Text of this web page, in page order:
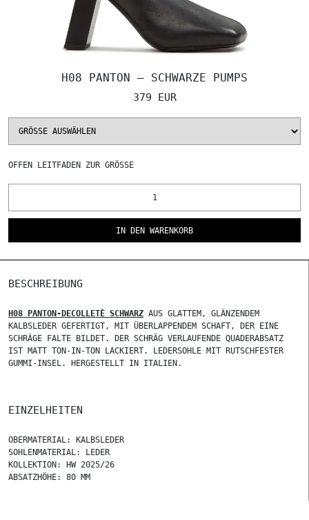
H08 PANTON – SCHWARZE PUMPS
379 EUR
OFFEN LEITFADEN ZUR GRÖSSE
IN DEN WARENKORB
BESCHREIBUNG
H08 PANTON-DECOLLETÈ SCHWARZ AUS GLATTEM, GLÄNZENDEM
KALBSLEDER GEFERTIGT, MIT ÜBERLAPPENDEM SCHAFT, DER EINE
SCHRÄGE FALTE BILDET. DER SCHRÄG VERLAUFENDE QUADERABSATZ
IST MATT TON-IN-TON LACKIERT. LEDERSOHLE MIT RUTSCHFESTER
GUMMI-INSEL. HERGESTELLT IN ITALIEN.
EINZELHEITEN
OBERMATERIAL: KALBSLEDER
SOHLENMATERIAL: LEDER
KOLLEKTION: HW 2025/26
ABSATZHÖHE: 80 MM